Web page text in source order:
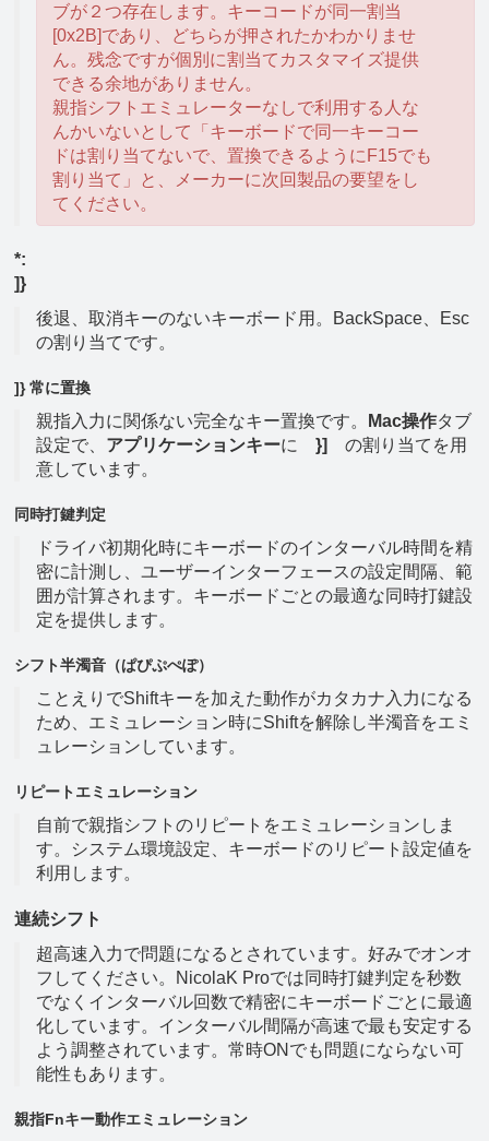
ブが２つ存在します。キーコードが同一割当
[0x2B]であり、どちらが押されたかわかりませ
ん。残念ですが個別に割当てカスタマイズ提供
できる余地がありません。
親指シフトエミュレーターなしで利用する人な
んかいないとして「キーボードで同一キーコー
ドは割り当てないで、置換できるようにF15でも
割り当て」と、メーカーに次回製品の要望をし
てください。
*:
]}
後退、取消キーのないキーボード用。BackSpace、Esc
の割り当てです。
]} 常に置換
親指入力に関係ない完全なキー置換です。 Mac操作タブ
設定で、 アプリケーションキーに}]
の割り当てを用
意しています。
同時打鍵判定
ドライバ初期化時にキーボードのインターバル時間を精
密に計測し、ユーザーインターフェースの設定間隔、範
囲が計算されます。キーボードごとの最適な同時打鍵設
定を提供します。
シフト半濁音（ぱぴぷぺぽ）
ことえりでShiftキーを加えた動作がカタカナ入力になる
ため、エミュレーション時にShiftを解除し半濁音をエミ
ュレーションしています。
リピートエミュレーション
自前で親指シフトのリピートをエミュレーションしま
す。システム環境設定、キーボードのリピート設定値を
利用します。
連続シフト
超高速入力で問題になるとされています。好みでオンオ
フしてください。NicolaK Proでは同時打鍵判定を秒数
でなくインターバル回数で精密にキーボードごとに最適
化しています。インターバル間隔が高速で最も安定する
よう調整されています。常時ONでも問題にならない可
能性もあります。
親指Fnキー動作エミュレーション